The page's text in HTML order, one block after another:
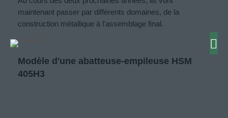
maintenant passer par différents domaines, de la
construction métallique à l'assemblage final.
Modèle d'une abatteuse-empileuse HSM
405H3